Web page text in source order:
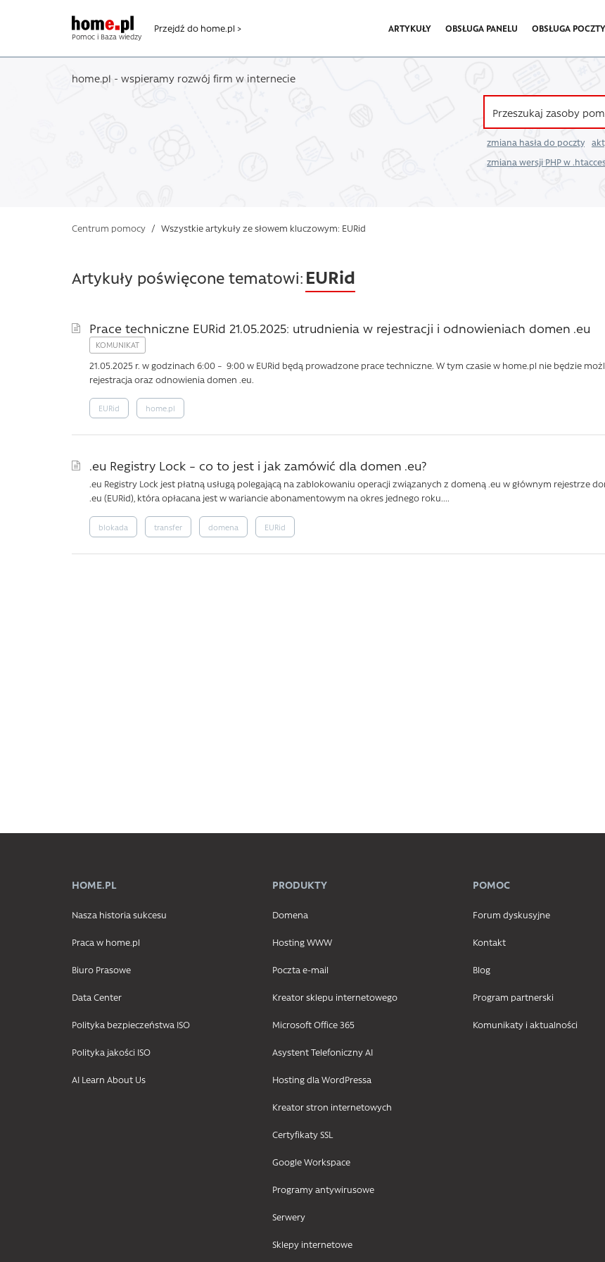
Pomoc i Baza wiedzy
Przejdź do home.pl > ARTYKUŁY OBSŁUGA PANELU OBSŁUGA POCZTY
home.pl - wspieramy rozwój firm w internecie
zmiana hasła do poczty
zmiana wersji PHP w
Centrum pomocy / Wszystkie artykuły ze słowem kluczowym: EURid
Artykuły poświęcone tematowi: EURid
Prace techniczne EURid 21.05.2025: utrudnienia w rejestracji i odnowieniach domen .eu
21.05.2025 r. w godzinach 6:00 – 9:00 w EURid będą prowadzone prace techniczne. W tym czasie w home.pl nie będzie
rejestracja oraz odnowienia domen .eu.
EURid home.pl
.eu Registry Lock – co to jest i jak zamówić dla domen .eu?
.eu Registry Lock jest płatną usługą polegającą na zablokowaniu operacji związanych z domeną .eu w głównym rejestrze
.eu (EURid), która opłacana jest w wariancie abonamentowym na okres jednego roku....
blokada transfer domena EURid
HOME.PL
Nasza historia sukcesu
Praca w home.pl
Biuro Prasowe
Data Center
Polityka bezpieczeństwa ISO
Polityka jakości ISO
AI Learn About Us
PRODUKTY
Domena
Hosting WWW
Poczta e-mail
Kreator sklepu internetowego
Microsoft Office 365
Asystent Telefoniczny AI
Hosting dla WordPressa
Kreator stron internetowych
Certyfikaty SSL
Google Workspace
Programy antywirusowe
Serwery
Sklepy internetowe
POMOC
Forum dyskusyjne
Kontakt
Blog
Program partnerski
Komunikaty i aktualności